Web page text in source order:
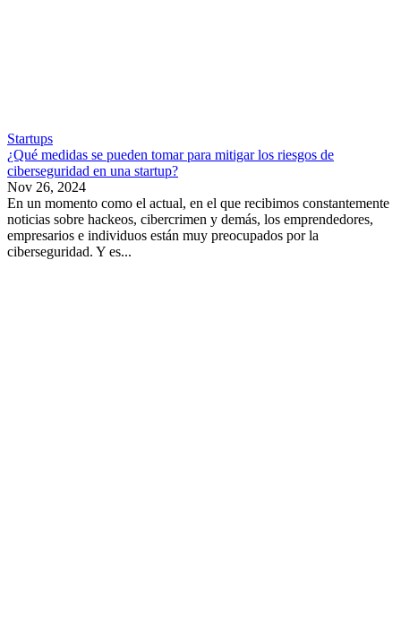
Startups
¿Qué medidas se pueden tomar para mitigar los riesgos de
ciberseguridad en una startup?
Nov 26, 2024
En un momento como el actual, en el que recibimos constantemente
noticias sobre hackeos, cibercrimen y demás, los emprendedores,
empresarios e individuos están muy preocupados por la
ciberseguridad. Y es...